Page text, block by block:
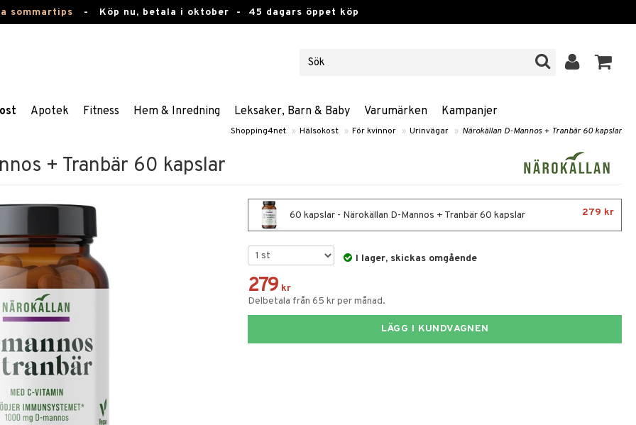
sommartips - Köp nu, betala i oktober - 45 dagars öppet köp
Apotek Fitness Hem & Inredning Leksaker, Barn & Baby Varumärken Kampanjer
Shopping4net » Hälsokost » För kvinnor » Urinvägar » Närokällan D-Mannos + Tranbär 60 kapslar
+ Tranbär 60 kapslar
60 kapslar - Närokällan D-Mannos + Tranbär 60 kapslar 279 kr
I lager, skickas omgående
279 kr
Delbetala från 65 kr per månad.
LÄGG I KUNDVAGNEN